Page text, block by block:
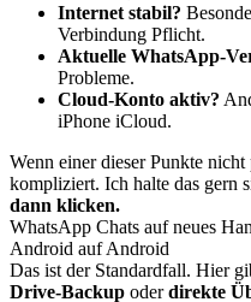
Internet stabil?
Verbindung Pflicht.
Aktuelle WhatsApp-
Probleme.
Cloud-Konto aktiv?
iPhone iCloud.
Wenn einer dieser Punkte
kompliziert. Ich halte das gern
dann klicken.
WhatsApp Chats auf neues
Android auf Android
Das ist der Standardfall. Hier
Drive-Backup oderdirekte